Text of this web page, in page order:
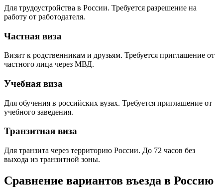
Для трудоустройства в России. Требуется разрешение на
работу от работодателя.
Частная виза
Визит к родственникам и друзьям. Требуется приглашение от
частного лица через МВД.
Учебная виза
Для обучения в российских вузах. Требуется приглашение от
учебного заведения.
Транзитная виза
Для транзита через территорию России. До 72 часов без
выхода из транзитной зоны.
Сравнение вариантов въезда в Россию